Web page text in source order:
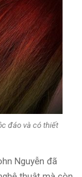
đáo và có thiết
Nguyễn đã